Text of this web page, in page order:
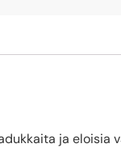
ja eloisia